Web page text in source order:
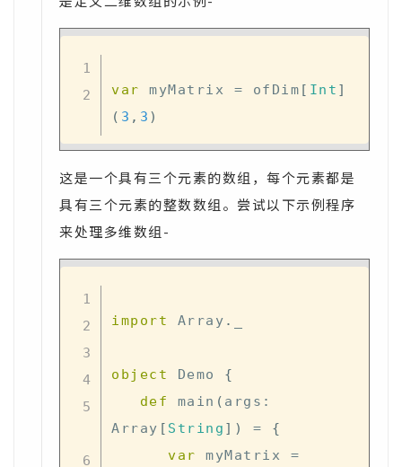
var myMatrix = ofDim [ Int ]
( 3 , 3 )
这是一个具有三个元素的数组，每个元素都是
具有三个元素的整数数组。尝试以下示例程序
来处理多维数组-
import Array .
object Demo {
def
main ( args :
Array [ String ] ) =
{
var myMatrix =